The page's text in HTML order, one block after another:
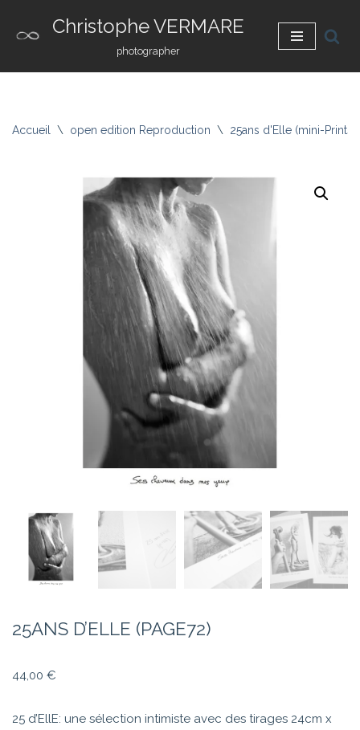
Aller
Christophe VERMARE
photographer
Accueil \ open edition Reproduction \ 25ans d'Elle (mini-Prints)
25ANS D’ELLE (PAGE72)
44,00 €
25 d’EllE: une sélection intimiste avec des tirages 24cm x